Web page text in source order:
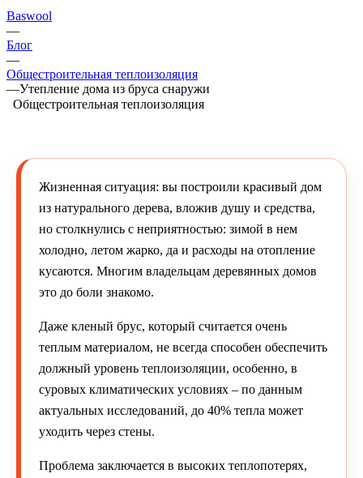
Baswool
—
Блог
—
Общестроительная теплоизоляция
—Утепление дома из бруса снаружи
Общестроительная теплоизоляция
Жизненная ситуация: вы построили красивый дом
из натурального дерева, вложив душу и средства,
но столкнулись с неприятностью: зимой в нем
холодно, летом жарко, да и расходы на отопление
кусаются. Многим владельцам деревянных домов
это до боли знакомо.
Даже кленый брус, который считается очень
теплым материалом, не всегда способен обеспечить
должный уровень теплоизоляции, особенно, в
суровых климатических условиях – по данным
актуальных исследований, до 40% тепла может
уходить через стены.
Проблема заключается в высоких теплопотерях,